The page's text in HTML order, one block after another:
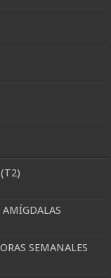
AMÍGDALAS
SEMANALES